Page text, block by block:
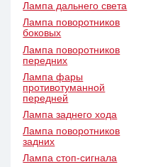
Лампа дальнего света
Лампа поворотников
боковых
Лампа поворотников
передних
Лампа фары
противотуманной
передней
Лампа заднего хода
Лампа поворотников
задних
Лампа стоп-сигнала